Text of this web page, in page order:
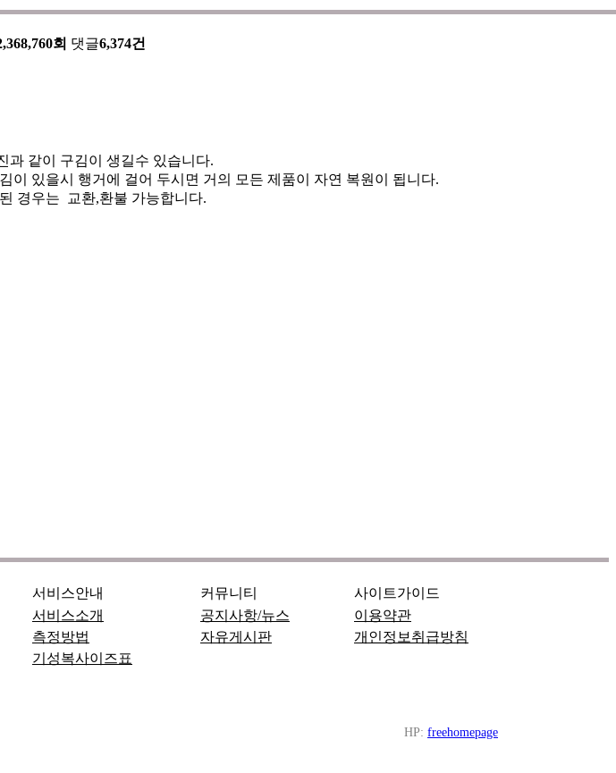
회 댓글6,374건
과 같이 구김이 생길수 있습니다.
이 있을시 행거에 걸어 두시면 거의 모든 제품이 자연 복원이 됩니다.
경우는 교환,환불 가능합니다.
서비스안내
서비스소개
측정방법
기성복사이즈표
커뮤니티
공지사항/뉴스
자유게시판
사이트가이드
이용약관
개인정보취급방침
HP: freehomepage